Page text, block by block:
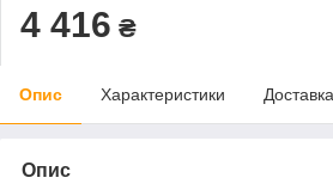
4 416 ₴
Опис Характеристики Доставка
Опис